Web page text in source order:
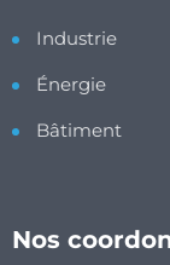
Industrie
Énergie
Bâtiment
Nos